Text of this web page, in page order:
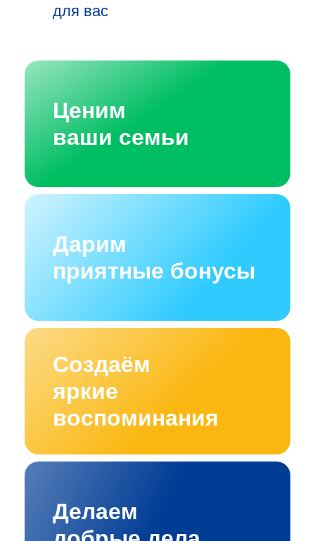
для вас
Дарим
приятные бонусы
Ценим
ваши семьи
Создаём
яркие
воспоминания
Делаем